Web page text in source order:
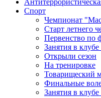
Спорт
Чемпионат
Старт летнего
Первенство по
Занятия в
Открыли сезон
На тренировке
Товарищеский
Финальные
Занятия в